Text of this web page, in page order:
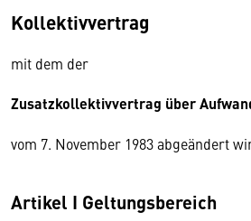
Kollektivvertrag
mit dem der
Zusatzkollektivvertrag über
vom 7. November 1983 abgeändert
Artikel I Geltungsbereich